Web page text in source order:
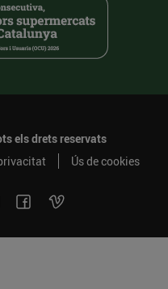
els drets reservats
Ús de cookies